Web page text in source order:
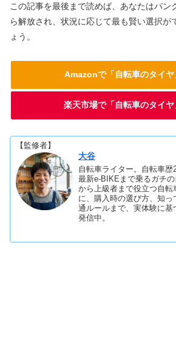
この記事を最後まで読めば、あなたはパン
ら解放され、状況に応じて最も賢い選択が
ょう。
Amazonで「自転車のタイヤ
楽天市場で「自転車のタイヤ
【監修者】
大谷
自転車ライター。自転車歴
最新e-BIKEまで乗るガチ
から上級者まで役立つ自転
に、購入時の選び方、知っ
通ルールまで、実体験に基
発信中。